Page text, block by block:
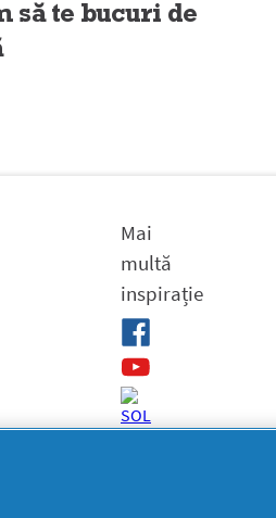
să te bucuri de
Mai
multă
inspirație